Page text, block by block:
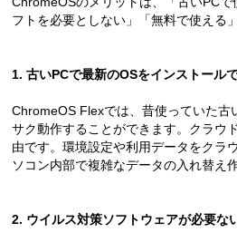
フトを必要としない」「無料で使える
1. 古いPCで最新のOSをインストール
ChromeOS Flexでは、昔使っていた古
サク動作することができます。クラウ
由です。環境設定や利用データをクラ
ソコン内部で複雑なデータの入れ替え
2. ウイルス対策ソフトウェアが必要な